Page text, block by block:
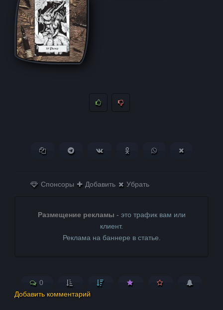
Копировать ссылкуПоделиться в Telegram
Поделиться ВКонтактеПоделиться в
Поделиться в
Спонсоры Добавить Убрать
Размещение рекламы - это трафик вам или
клиент.
Реклама на баннере в статье.
0
Добавить комментарий